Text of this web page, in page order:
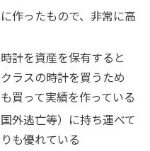
作ったもので、非常に高
計を資産を保有すると
ラスの時計を買うため
買って実績を作っている
外逃亡等）に持ち運べて
も優れている